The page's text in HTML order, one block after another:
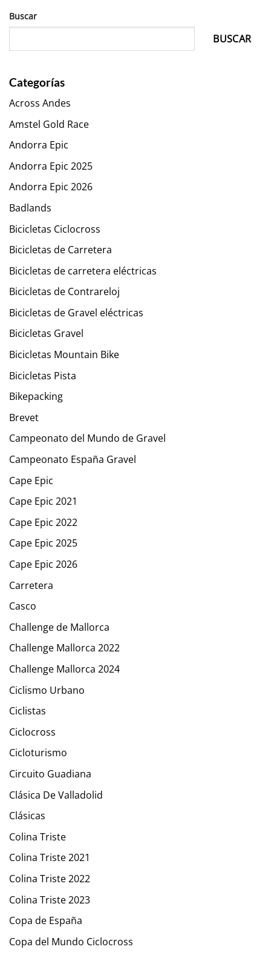
Buscar
BUSCAR
Categorías
Across Andes
Amstel Gold Race
Andorra Epic
Andorra Epic 2025
Andorra Epic 2026
Badlands
Bicicletas Ciclocross
Bicicletas de Carretera
Bicicletas de carretera eléctricas
Bicicletas de Contrareloj
Bicicletas de Gravel eléctricas
Bicicletas Gravel
Bicicletas Mountain Bike
Bicicletas Pista
Bikepacking
Brevet
Campeonato del Mundo de Gravel
Campeonato España Gravel
Cape Epic
Cape Epic 2021
Cape Epic 2022
Cape Epic 2025
Cape Epic 2026
Carretera
Casco
Challenge de Mallorca
Challenge Mallorca 2022
Challenge Mallorca 2024
Ciclismo Urbano
Ciclistas
Ciclocross
Cicloturismo
Circuito Guadiana
Clásica De Valladolid
Clásicas
Colina Triste
Colina Triste 2021
Colina Triste 2022
Colina Triste 2023
Copa de España
Copa del Mundo Ciclocross